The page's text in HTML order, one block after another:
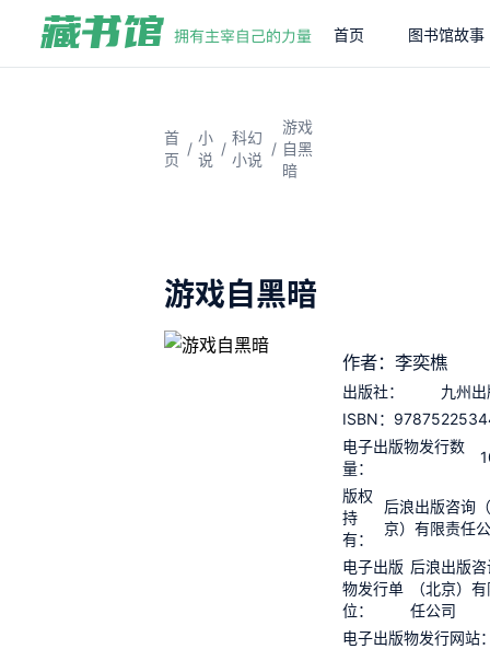
首页 图书馆故事
首
页
/
小
说
/
科幻
小说
/
游戏
自黑
暗
游戏自黑暗
作者：李奕樵
出版社：
九州
ISBN：
电子出版物发行数
量：
版权
持
有：
后浪出版咨询
京）有限责任
电子出版
物发行单
位：
后浪出版咨
（北京）
任公司
电子出版物发行网站